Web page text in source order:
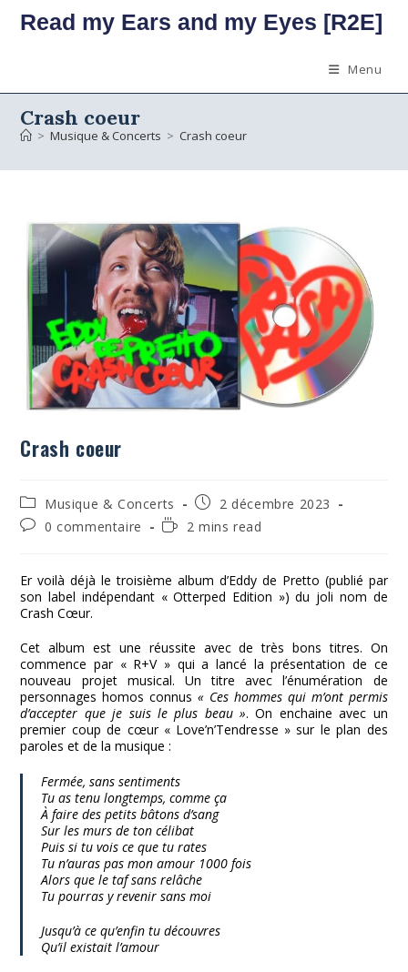
Read my Ears and my Eyes [R2E]
Menu
Crash coeur
> Musique & Concerts > Crash coeur
Crash coeur
Post
category:
Musique & Concerts
Publication
publiée :
2 décembre 2023
Commentaires
publication :
0 commentaire
Temps2 mins read
Er voilà déjà le troisième album d’Eddy de Pretto (publié par
son label indépendant « Otterped Edition ») du joli nom de
Crash Cœur.
Cet album est une réussite avec de très bons titres. On
commence par « R+V » qui a lancé la présentation de ce
nouveau projet musical. Un titre avec l’énumération de
personnages homos connus« Ces hommes qui m’ont permis
d’accepter que je suis le plus beau ». On enchaine avec un
premier coup de cœur « Love’n’Tendresse » sur le plan des
paroles et de la musique :
Fermée, sans sentiments
Tu as tenu longtemps, comme ça
À faire des petits bâtons d’sang
Sur les murs de ton célibat
Puis si tu vois ce que tu rates
Tu n’auras pas mon amour 1000 fois
Alors que le taf sans relâche
Tu pourras y revenir sans moi
Jusqu’à ce qu’enfin tu découvres
Qu’il existait l’amour